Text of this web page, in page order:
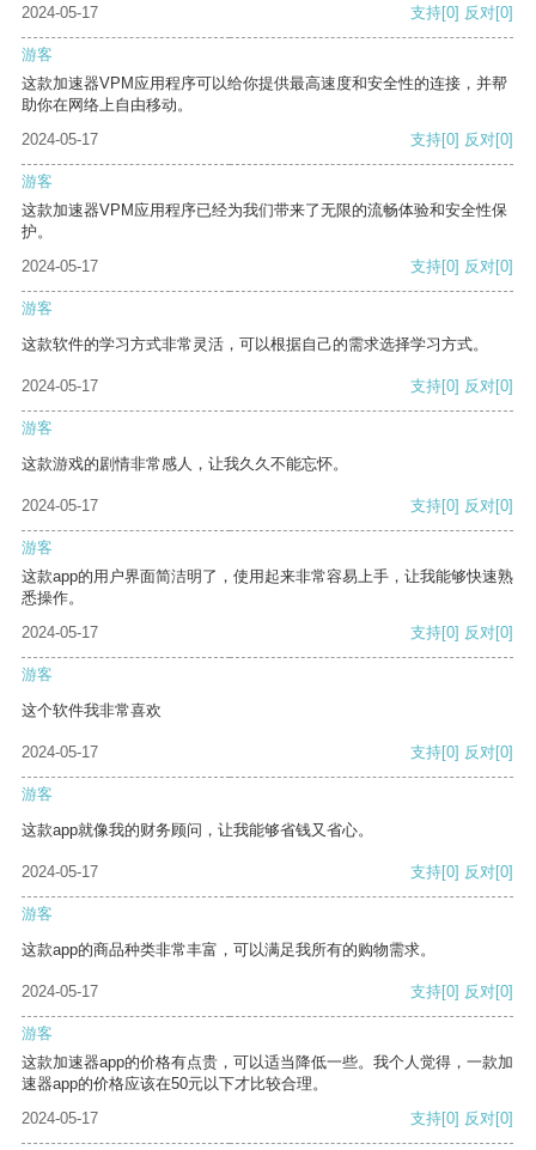
2024-05-17 支持[0] 反对[0]
游客
这款加速器VPM应用程序可以给你提供最高速度和安全性的连接，并帮
助你在网络上自由移动。
2024-05-17
支持[0] 反对[0]
游客
这款加速器VPM应用程序已经为我们带来了无限的流畅体验和安全性保
护。
2024-05-17
支持[0] 反对[0]
游客
这款软件的学习方式非常灵活，可以根据自己的需求选择学习方式。
2024-05-17 支持[0] 反对[0]
游客
这款游戏的剧情非常感人，让我久久不能忘怀。
2024-05-17 支持[0] 反对[0]
游客
这款app的用户界面简洁明了，使用起来非常容易上手，让我能够快速熟
悉操作。
2024-05-17
支持[0] 反对[0]
游客
这个软件我非常喜欢
2024-05-17 支持[0] 反对[0]
游客
这款app就像我的财务顾问，让我能够省钱又省心。
2024-05-17 支持[0] 反对[0]
游客
这款app的商品种类非常丰富，可以满足我所有的购物需求。
2024-05-17 支持[0] 反对[0]
游客
这款加速器app的价格有点贵，可以适当降低一些。我个人觉得，一款加
速器app的价格应该在50元以下才比较合理。
2024-05-17
支持[0] 反对[0]